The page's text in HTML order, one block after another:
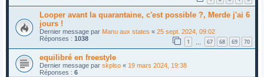
Looper avant la quarantaine, c'est possible ?, Merde j'ai 6
jours !
Dernier message par Manu aux states « 25 sept. 2024, 09:02
Réponses : 1038 1 67 68 69 70
equilibré en freestyle
Dernier message par skplso « 19 mars 2024, 19:38
Réponses : 6